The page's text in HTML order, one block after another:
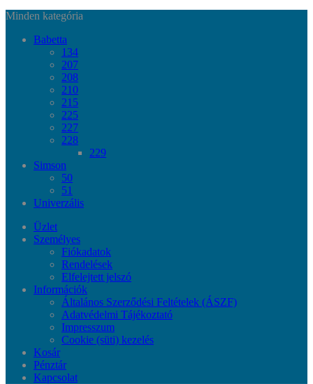
Minden kategória
Babetta
134
207
208
210
215
225
227
228
229
Simson
50
51
Univerzális
Üzlet
Személyes
Fiókadatok
Rendelések
Elfelejtett jelszó
Információk
Általános Szerződési Feltételek (ÁSZF)
Adatvédelmi Tájékoztató
Impresszum
Cookie (süti) kezelés
Kosár
Pénztár
Kapcsolat